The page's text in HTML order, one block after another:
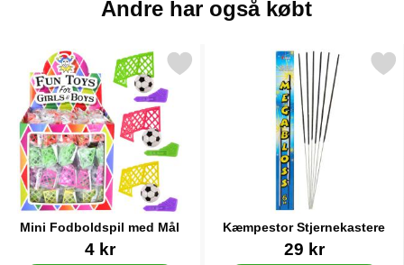
Andre har også købt
Mini Fodboldspil med Mål
Varenr 144444 kr
Markér mini Fodboldspil med Mål som favorit
Kæmpestor Stjernekastere
Varenr 1392829 kr
Markér kæmpestor